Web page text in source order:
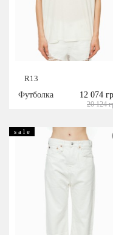
R13
Футболка
12 074
20 124
s a l e